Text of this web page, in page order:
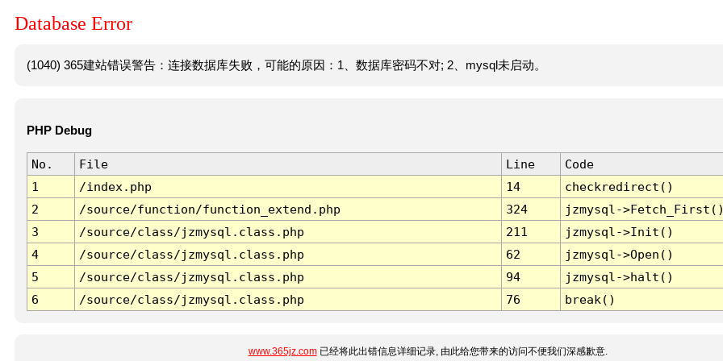
Database Error
(1040) 365建站错误警告：连接数据库失败，可能的原因：1、数据库密码不对; 2、mysql未启动。
PHP Debug
No. File Line
Code
1
/index.php 14
checkredirect()
2
/source/function/function_extend.php 324
jzmysql-
3
/source/class/jzmysql.class.php 211
jzmysql->Init()
4
/source/class/jzmysql.class.php 62
jzmysql->Open()
5
/source/class/jzmysql.class.php 94
jzmysql->halt()
6
/source/class/jzmysql.class.php 76 break()
www.365jz.com已经将此出错信息详细记录, 由此给您带来的访问不便我们深感歉意.